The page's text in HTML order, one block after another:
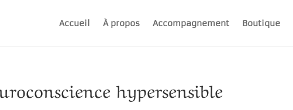
Accueil À propos Accompagnement Boutique
hypersensible